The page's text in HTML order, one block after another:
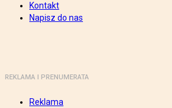
Kontakt
Napisz do nas
REKLAMA I PRENUMERATA
Reklama